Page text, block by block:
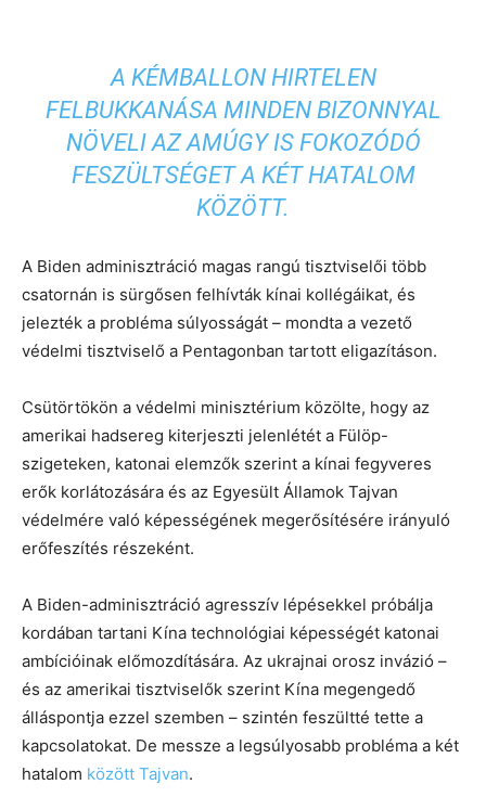
A KÉMBALLON HIRTELEN
FELBUKKANÁSA MINDEN BIZONNYAL
NÖVELI AZ AMÚGY IS FOKOZÓDÓ
FESZÜLTSÉGET A KÉT HATALOM
KÖZÖTT.
A Biden adminisztráció magas rangú tisztviselői több
csatornán is sürgősen felhívták kínai kollégáikat, és
jelezték a probléma súlyosságát – mondta a vezető
védelmi tisztviselő a Pentagonban tartott eligazításon.
Csütörtökön a védelmi minisztérium közölte, hogy az
amerikai hadsereg kiterjeszti jelenlétét a Fülöp-
szigeteken, katonai elemzők szerint a kínai fegyveres
erők korlátozására és az Egyesült Államok Tajvan
védelmére való képességének megerősítésére irányuló
erőfeszítés részeként.
A Biden-adminisztráció agresszív lépésekkel próbálja
kordában tartani Kína technológiai képességét katonai
ambícióinak előmozdítására. Az ukrajnai orosz invázió –
és az amerikai tisztviselők szerint Kína megengedő
álláspontja ezzel szemben – szintén feszültté tette a
kapcsolatokat. De messze a legsúlyosabb probléma a két
hatalom között Tajvan.